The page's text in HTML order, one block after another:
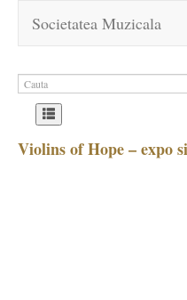
Societatea Muzicala
Violins of Hope – expo